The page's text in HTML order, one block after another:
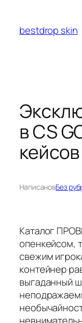
содержимому
bestdrop skin
в CS
НаписановБез
Каталог
опенкейсом,
свежим
контейнер
выгаданный